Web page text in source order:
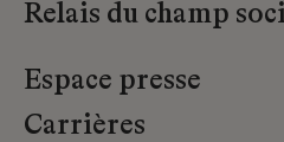
Relais du champ
Espace presse
Carrières